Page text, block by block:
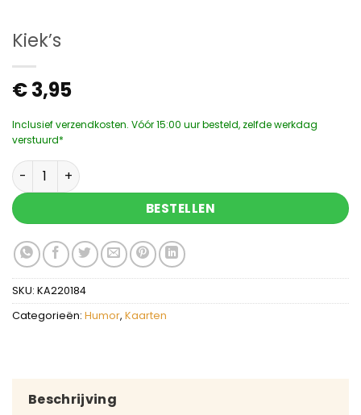
Kiek’s
€3,95
Inclusief verzendkosten. Vóór 15:00 uur besteld, zelfde werkdag
verstuurd*
Kiek's aantal
BESTELLEN
SKU: KA220184
Categorieën: Humor, Kaarten
Beschrijving